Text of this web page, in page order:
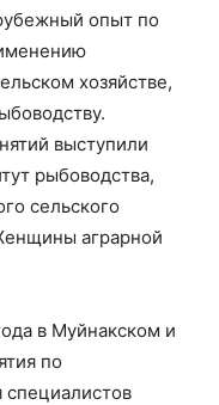
опыт по
хозяйстве,
выступили
рыбоводства,
сельского
аграрной
в Муйнакском и
по